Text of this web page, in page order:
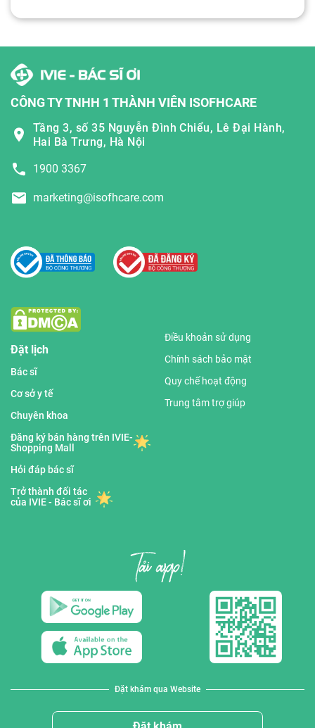
CÔNG TY TNHH 1 THÀNH VIÊN ISOFHCARE
Tầng 3, số 35 Nguyễn Đình Chiểu, Lê Đại Hành,
Hai Bà Trưng, Hà Nội
1900 3367
marketing@isofhcare.com
Đặt lịch
Bác sĩ
Cơ sở y tế
Chuyên khoa
Đăng ký bán hàng trên IVIE-
Shopping Mall
Hỏi đáp bác sĩ
Trở thành đối tác
của IVIE - Bác sĩ ơi
Điều khoản sử dụng
Chính sách bảo mật
Quy chế hoạt động
Trung tâm trợ giúp
Đặt khám qua Website